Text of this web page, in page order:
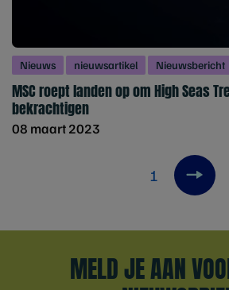
Nieuws nieuwsartikel Nieuwsbericht
MSC roept landen op om High Seas
bekrachtigen
08 maart 2023
1 Next
MELD JE AAN